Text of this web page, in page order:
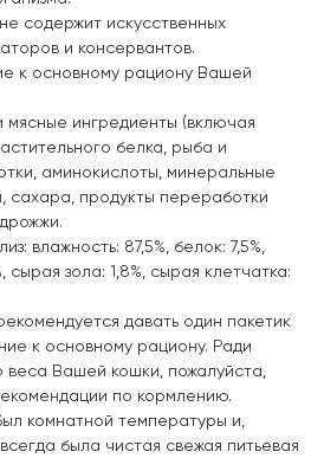
содержит искусственных
и консервантов.
к основному рациону Вашей
ингредиенты (включая
белка, рыба и
аминокислоты, минеральные
сахара, продукты переработки
влажность: 87,5%, белок: 7,5%,
сырая зола: 1,8%, сырая клетчатка:
давать один пакетик
к основному рациону. Ради
веса Вашей кошки, пожалуйста,
по кормлению.
комнатной температуры и,
была чистая свежая питьевая